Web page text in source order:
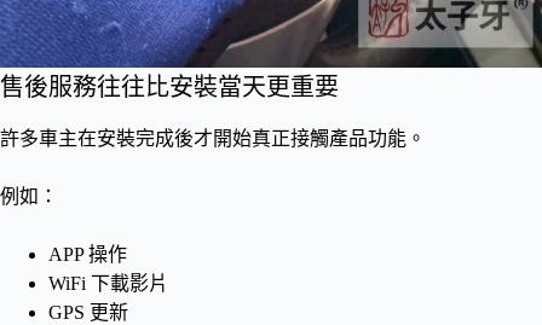
售後服務往往比安裝當天更重要
許多車主在安裝完成後才開始真正接觸產品功能。
例如：
APP 操作
WiFi 下載影片
GPS 更新